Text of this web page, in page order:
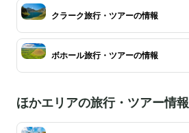
クラーク旅行・ツアーの情報
ボホール旅行・ツアーの情報
ほかエリアの旅行・ツアー情報